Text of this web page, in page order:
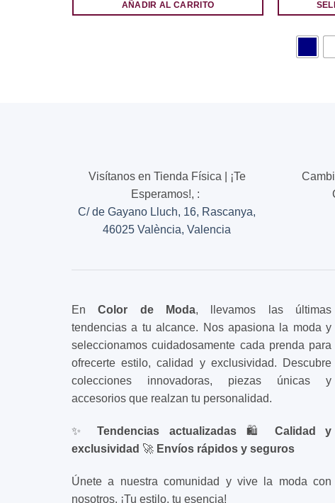
AÑADIR AL CARRITO
producto
tiene
Visítanos en Tienda Física | ¡Te
Esperamos!, :
C/ de Gayano Lluch, 16, Rascanya,
46025 València, Valencia
EnColor de Moda, llevamos las últimas
tendencias a tu alcance. Nos apasiona la moda y
seleccionamos cuidadosamente cada prenda para
ofrecerte estilo, calidad y exclusividad. Descubre
colecciones innovadoras, piezas únicas y
accesorios que realzan tu personalidad.
✨Tendencias actualizadas 🛍️ Calidad y
exclusividad 🚀 Envíos rápidos y seguros
Únete a nuestra comunidad y vive la moda con
nosotros. ¡Tu estilo, tu esencia!